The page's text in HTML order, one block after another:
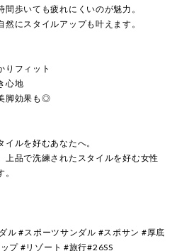
歩いても疲れにくいのが魅力。
にスタイルアップも叶えます。
りフィット
心地
脚効果も◎
ルを好むあなたへ。
上品で洗練されたスタイルを好む女性
ル #スポーツサンダル #スポサン #厚底
プ #リゾート #旅行#26SS